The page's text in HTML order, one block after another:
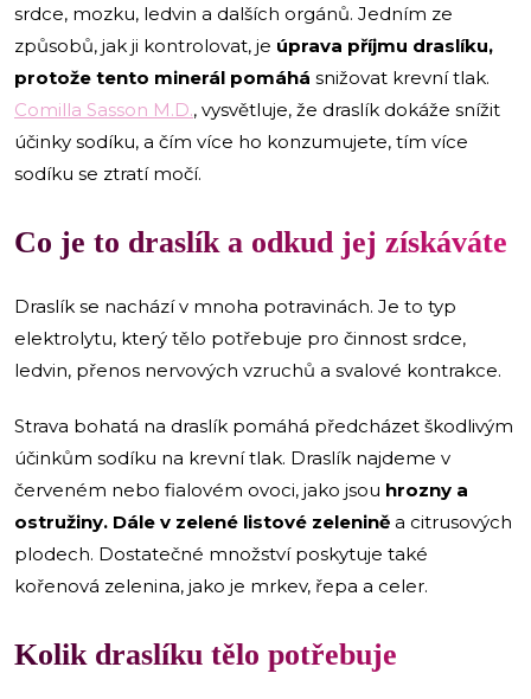
srdce, mozku, ledvin a dalších orgánů. Jedním ze
způsobů, jak ji kontrolovat, je úprava příjmu draslíku,
protože tento minerál pomáhá snižovat krevní tlak.
Comilla Sasson M.D., vysvětluje, že draslík dokáže snížit
účinky sodíku, a čím více ho konzumujete, tím více
sodíku se ztratí močí.
Co je to draslík a odkud jej získáváte
Draslík se nachází v mnoha potravinách. Je to typ
elektrolytu, který tělo potřebuje pro činnost srdce,
ledvin, přenos nervových vzruchů a svalové kontrakce.
Strava bohatá na draslík pomáhá předcházet škodlivým
účinkům sodíku na krevní tlak. Draslík najdeme v
červeném nebo fialovém ovoci, jako jsou hrozny a
ostružiny. Dále v zelené listové zelenině a citrusových
plodech. Dostatečné množství poskytuje také
kořenová zelenina, jako je mrkev, řepa a celer.
Kolik draslíku tělo potřebuje